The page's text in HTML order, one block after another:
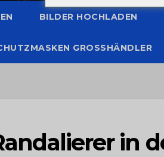
BILDER HOCHLADEN
GROSSHÄNDLER
in